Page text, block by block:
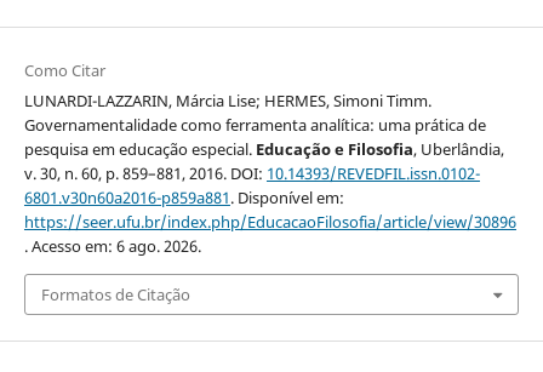
Como Citar
LUNARDI-LAZZARIN, Márcia Lise; HERMES, Simoni Timm.
Governamentalidade como ferramenta analítica: uma prática de
pesquisa em educação especial. Educação e Filosofia, Uberlândia,
v. 30, n. 60, p. 859–881, 2016. DOI: 10.14393/REVEDFIL.issn.0102-
6801.v30n60a2016-p859a881. Disponível em:
https://seer.ufu.br/index.php/EducacaoFilosofia/article/view/30896
. Acesso em: 6 ago. 2026.
Formatos de Citação